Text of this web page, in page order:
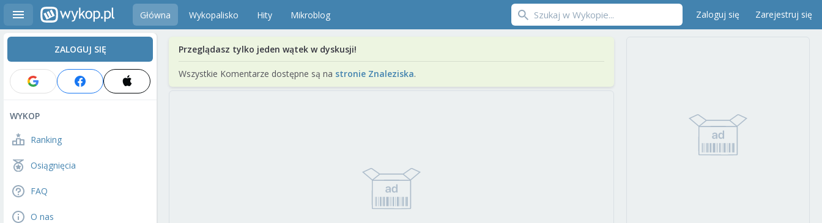
Główna Wykopalisko Hity Mikroblog Zaloguj się Zarejestruj się
ZALOGUJ SIĘ
WYKOP
Ranking
Osiągnięcia
FAQ
O nas
Przeglądasz tylko jeden wątek w dyskusji!
Wszystkie Komentarze dostępne są na stronie Znaleziska.